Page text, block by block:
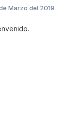
Marzo del 2019